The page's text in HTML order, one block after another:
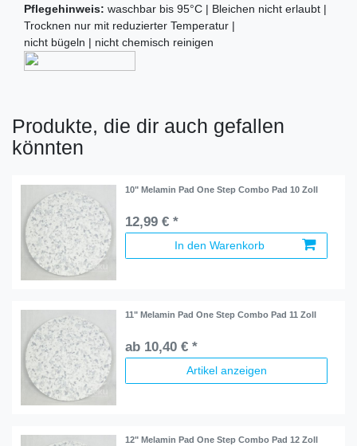
Pflegehinweis: waschbar bis 95°C | Bleichen nicht erlaubt |
Trocknen nur mit reduzierter Temperatur |
nicht bügeln | nicht chemisch reinigen
Produkte, die dir auch gefallen
könnten
10" Melamin Pad One Step Combo Pad 10 Zoll
12,99 € *
In den Warenkorb
11" Melamin Pad One Step Combo Pad 11 Zoll
ab 10,40 € *
Artikel anzeigen
12" Melamin Pad One Step Combo Pad 12 Zoll